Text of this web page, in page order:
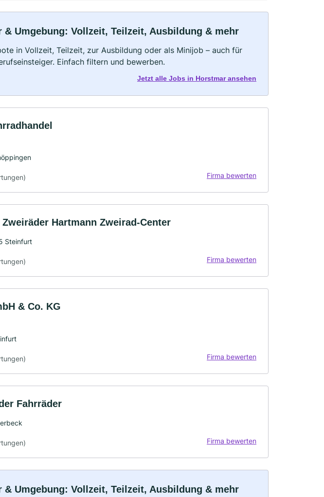
& Umgebung: Vollzeit, Teilzeit, Ausbildung & mehr
in Vollzeit, Teilzeit, zur Ausbildung oder als Minijob – auch für
Einfach filtern und bewerben.
Jetzt alle Jobs in Horstmar ansehen
Firma bewerten
Hartmann Zweirad-Center
Steinfurt
Firma bewerten
& Co. KG
Firma bewerten
Fahrräder
Firma bewerten
& Umgebung: Vollzeit, Teilzeit, Ausbildung & mehr